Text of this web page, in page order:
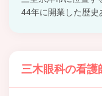
44年に開業した歴史
三木眼科の看護